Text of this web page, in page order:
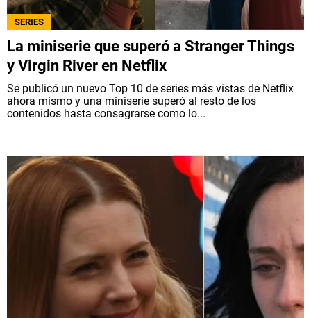
SERIES
La miniserie que superó a Stranger Things
y Virgin River en Netflix
Se publicó un nuevo Top 10 de series más vistas de Netflix
ahora mismo y una miniserie superó al resto de los
contenidos hasta consagrarse como lo...